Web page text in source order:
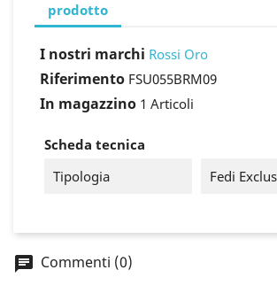
prodotto
I nostri marchi Rossi Oro
Riferimento FSU055BRM09
In magazzino 1 Articoli
Scheda tecnica
Tipologia
Fedi
Commenti (0)
Accedi